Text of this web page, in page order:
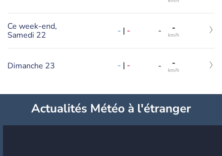
Ce week-end,
Samedi 22
- | - - -
km/h
Dimanche 23 - | - - -
km/h
Actualités Météo à l'étranger